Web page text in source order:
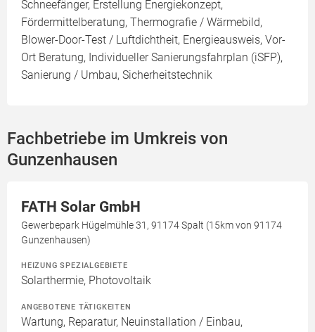
Schneefänger, Erstellung Energiekonzept,
Fördermittelberatung, Thermografie / Wärmebild,
Blower-Door-Test / Luftdichtheit, Energieausweis, Vor-
Ort Beratung, Individueller Sanierungsfahrplan (iSFP),
Sanierung / Umbau, Sicherheitstechnik
Fachbetriebe im Umkreis von
Gunzenhausen
FATH Solar GmbH
Gewerbepark Hügelmühle 31, 91174 Spalt (15km von 91174
Gunzenhausen)
HEIZUNG SPEZIALGEBIETE
Solarthermie, Photovoltaik
ANGEBOTENE TÄTIGKEITEN
Wartung, Reparatur, Neuinstallation / Einbau,